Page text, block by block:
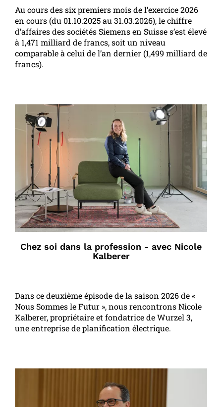
Au cours des six premiers mois de l’exercice 2026
en cours (du 01.10.2025 au 31.03.2026), le chiffre
d’affaires des sociétés Siemens en Suisse s’est élevé
à 1,471 milliard de francs, soit un niveau
comparable à celui de l’an dernier (1,499 milliard de
francs).
Chez soi dans la profession - avec Nicole
Kalberer
Dans ce deuxième épisode de la saison 2026 de «
Nous Sommes le Futur », nous rencontrons Nicole
Kalberer, propriétaire et fondatrice de Wurzel 3,
une entreprise de planification électrique.